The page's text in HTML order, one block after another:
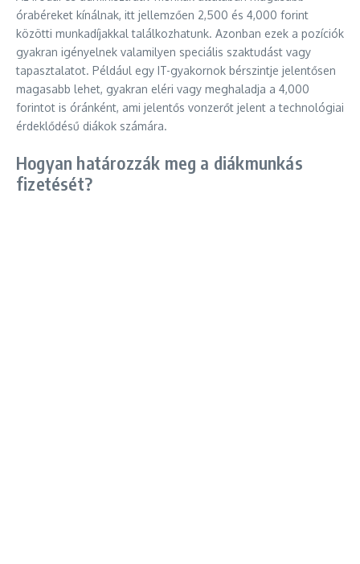
órabéreket kínálnak, itt jellemzően 2,500 és 4,000 forint
közötti munkadíjakkal találkozhatunk. Azonban ezek a pozíciók
gyakran igényelnek valamilyen speciális szaktudást vagy
tapasztalatot. Például egy IT-gyakornok bérszintje jelentősen
magasabb lehet, gyakran eléri vagy meghaladja a 4,000
forintot is óránként, ami jelentős vonzerőt jelent a technológiai
érdeklődésű diákok számára.
Hogyan határozzák meg a diákmunkás
fizetését?